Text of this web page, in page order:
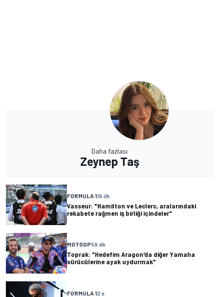
Daha fazlası
Zeynep Taş
FORMULA 119 dk
Vasseur: "Hamilton ve Leclerc, aralarındaki
rekabete rağmen iş birliği içindeler"
MOTOGP59 dk
Toprak: "Hedefim Aragon'da diğer Yamaha
sürücülerine ayak uydurmak"
FORMULA 12 s